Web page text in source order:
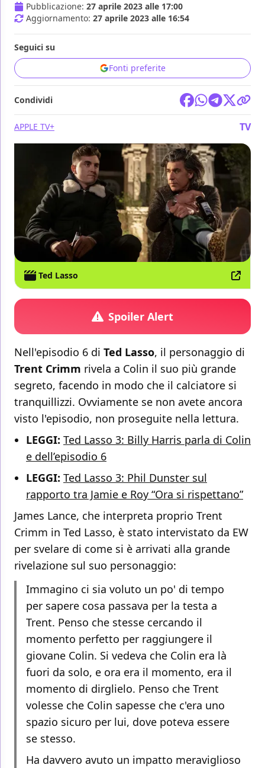
Pubblicazione: 27 aprile 2023 alle 17:00
Aggiornamento: 27 aprile 2023 alle 16:54
Seguici su
Fonti preferite
Condividi
APPLE TV+ TV
Ted Lasso
Spoiler Alert
Nell'episodio 6 di Ted Lasso, il personaggio di
Trent Crimm rivela a Colin il suo più grande
segreto, facendo in modo che il calciatore si
tranquillizzi. Ovviamente se non avete ancora
visto l'episodio, non proseguite nella lettura.
LEGGI: Ted Lasso 3: Billy Harris parla di Colin
e dell’episodio 6
LEGGI: Ted Lasso 3: Phil Dunster sul
rapporto tra Jamie e Roy “Ora si rispettano”
James Lance, che interpreta proprio Trent
Crimm in Ted Lasso, è stato intervistato da EW
per svelare di come si è arrivati alla grande
rivelazione sul suo personaggio:
Immagino ci sia voluto un po' di tempo
per sapere cosa passava per la testa a
Trent. Penso che stesse cercando il
momento perfetto per raggiungere il
giovane Colin. Si vedeva che Colin era là
fuori da solo, e ora era il momento, era il
momento di dirglielo. Penso che Trent
volesse che Colin sapesse che c'era uno
spazio sicuro per lui, dove poteva essere
se stesso.
Ha davvero avuto un impatto meraviglioso